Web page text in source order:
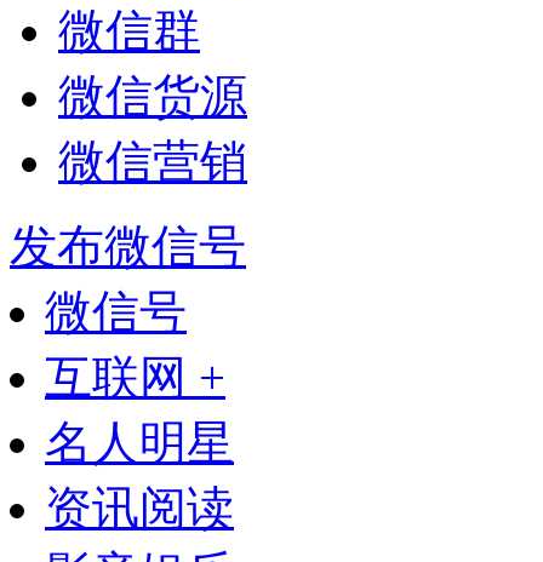
微信群
微信货源
微信营销
发布微信号
微信号
互联网 +
名人明星
资讯阅读